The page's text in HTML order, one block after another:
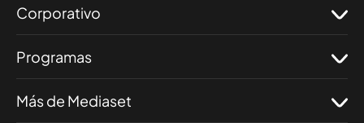
Corporativo
Programas
Más de Mediaset